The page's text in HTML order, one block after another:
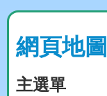
網頁地圖
主選單